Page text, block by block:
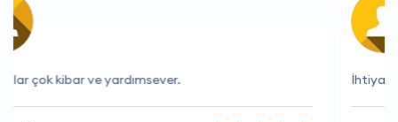
İhtiyacım olan her bilgiye kolayca ulaşıyorum.